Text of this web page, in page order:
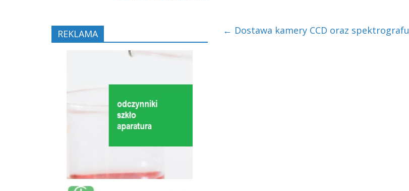
← Dostawa kamery CCD oraz spektrografu
REKLAMA